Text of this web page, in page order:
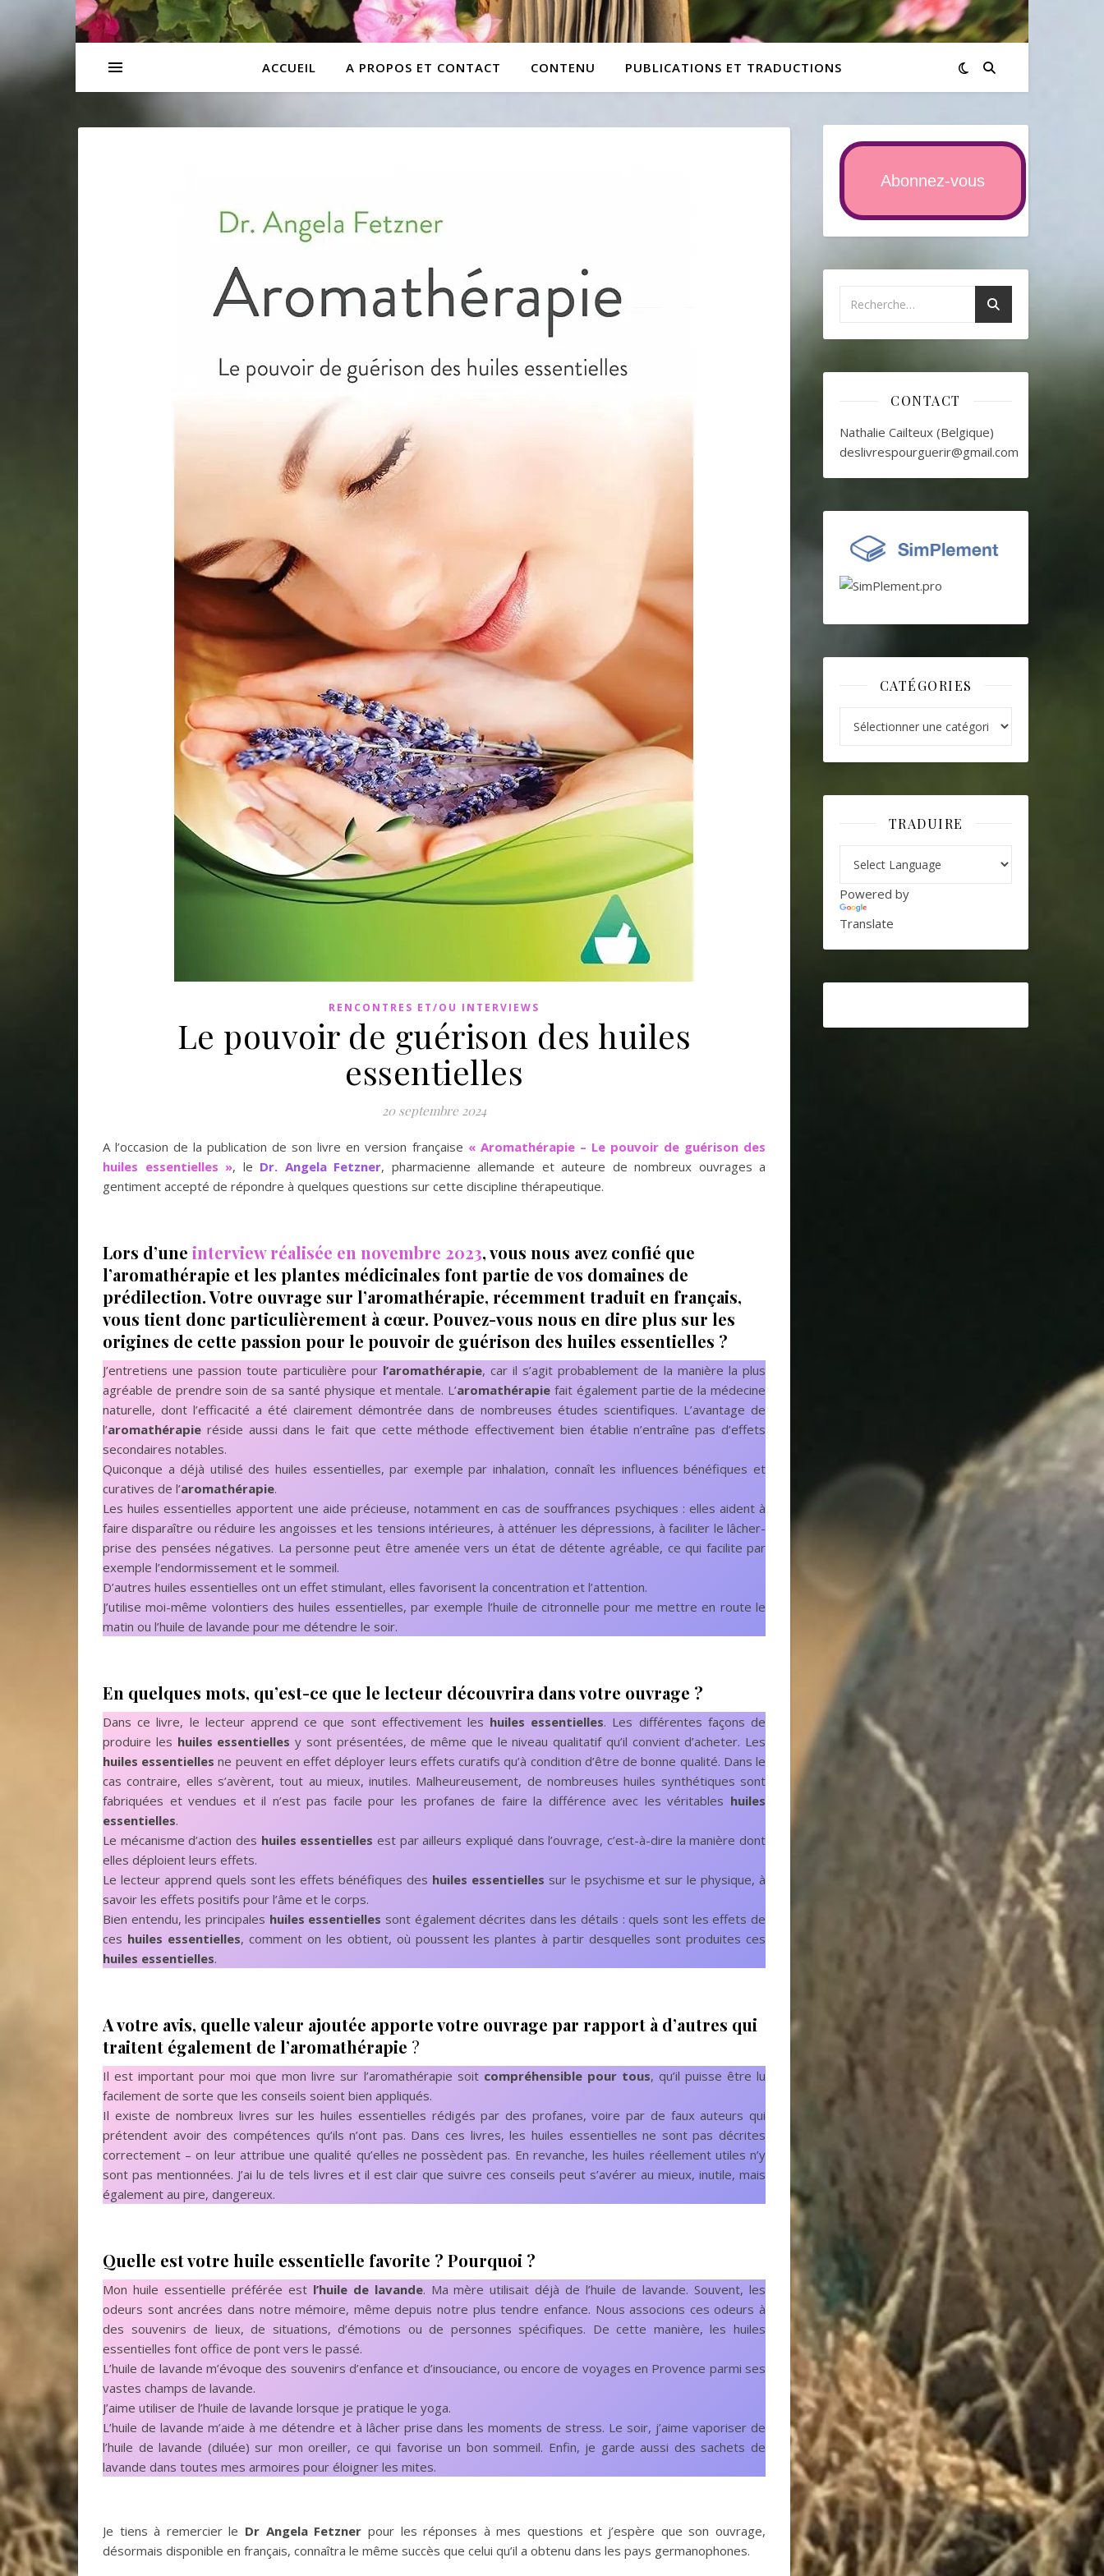
ACCUEIL A PROPOS ET CONTACT CONTENU PUBLICATIONS ET TRADUCTIONS
RENCONTRES ET/OU INTERVIEWS
Le pouvoir de guérison des huiles
essentielles
20 septembre 2024
A l’occasion de la publication de son livre en version française « Aromathérapie – Le pouvoir de guérison des
huiles essentielles », le Dr. Angela Fetzner, pharmacienne allemande et auteure de nombreux ouvrages a
gentiment accepté de répondre à quelques questions sur cette discipline thérapeutique.
Lors d’une interview réalisée en novembre 2023, vous nous avez confié que
l’aromathérapie et les plantes médicinales font partie de vos domaines de
prédilection. Votre ouvrage sur l’aromathérapie, récemment traduit en français,
vous tient donc particulièrement à cœur. Pouvez-vous nous en dire plus sur les
origines de cette passion pour le pouvoir de guérison des huiles essentielles ?
J’entretiens une passion toute particulière pour l’aromathérapie, car il s’agit probablement de la manière la plus
agréable de prendre soin de sa santé physique et mentale. L’aromathérapie fait également partie de la médecine
naturelle, dont l’efficacité a été clairement démontrée dans de nombreuses études scientifiques. L’avantage de
l’aromathérapie réside aussi dans le fait que cette méthode effectivement bien établie n’entraîne pas d’effets
secondaires notables.
Quiconque a déjà utilisé des huiles essentielles, par exemple par inhalation, connaît les influences bénéfiques et
curatives de l’aromathérapie.
Les huiles essentielles apportent une aide précieuse, notamment en cas de souffrances psychiques : elles aident à
faire disparaître ou réduire les angoisses et les tensions intérieures, à atténuer les dépressions, à faciliter le lâcher-
prise des pensées négatives. La personne peut être amenée vers un état de détente agréable, ce qui facilite par
exemple l’endormissement et le sommeil.
D’autres huiles essentielles ont un effet stimulant, elles favorisent la concentration et l’attention.
J’utilise moi-même volontiers des huiles essentielles, par exemple l’huile de citronnelle pour me mettre en route le
matin ou l’huile de lavande pour me détendre le soir.
En quelques mots, qu’est-ce que le lecteur découvrira dans votre ouvrage ?
Dans ce livre, le lecteur apprend ce que sont effectivement les huiles essentielles. Les différentes façons de
produire les huiles essentielles y sont présentées, de même que le niveau qualitatif qu’il convient d’acheter. Les
huiles essentielles ne peuvent en effet déployer leurs effets curatifs qu’à condition d’être de bonne qualité. Dans le
cas contraire, elles s’avèrent, tout au mieux, inutiles. Malheureusement, de nombreuses huiles synthétiques sont
fabriquées et vendues et il n’est pas facile pour les profanes de faire la différence avec les véritables huiles
essentielles.
Le mécanisme d’action des huiles essentielles est par ailleurs expliqué dans l’ouvrage, c’est-à-dire la manière dont
elles déploient leurs effets.
Le lecteur apprend quels sont les effets bénéfiques des huiles essentielles sur le psychisme et sur le physique, à
savoir les effets positifs pour l’âme et le corps.
Bien entendu, les principales huiles essentielles sont également décrites dans les détails : quels sont les effets de
ces huiles essentielles, comment on les obtient, où poussent les plantes à partir desquelles sont produites ces
huiles essentielles.
A votre avis, quelle valeur ajoutée apporte votre ouvrage par rapport à d’autres qui
traitent également de l’aromathérapie ?
Il est important pour moi que mon livre sur l’aromathérapie soit compréhensible pour tous, qu’il puisse être lu
facilement de sorte que les conseils soient bien appliqués.
Il existe de nombreux livres sur les huiles essentielles rédigés par des profanes, voire par de faux auteurs qui
prétendent avoir des compétences qu’ils n’ont pas. Dans ces livres, les huiles essentielles ne sont pas décrites
correctement – on leur attribue une qualité qu’elles ne possèdent pas. En revanche, les huiles réellement utiles n’y
sont pas mentionnées. J’ai lu de tels livres et il est clair que suivre ces conseils peut s’avérer au mieux, inutile, mais
également au pire, dangereux.
Quelle est votre huile essentielle favorite ? Pourquoi ?
Mon huile essentielle préférée est l’huile de lavande. Ma mère utilisait déjà de l’huile de lavande. Souvent, les
odeurs sont ancrées dans notre mémoire, même depuis notre plus tendre enfance. Nous associons ces odeurs à
des souvenirs de lieux, de situations, d’émotions ou de personnes spécifiques. De cette manière, les huiles
essentielles font office de pont vers le passé.
L’huile de lavande m’évoque des souvenirs d’enfance et d’insouciance, ou encore de voyages en Provence parmi ses
vastes champs de lavande.
J’aime utiliser de l’huile de lavande lorsque je pratique le yoga.
L’huile de lavande m’aide à me détendre et à lâcher prise dans les moments de stress. Le soir, j’aime vaporiser de
l’huile de lavande (diluée) sur mon oreiller, ce qui favorise un bon sommeil. Enfin, je garde aussi des sachets de
lavande dans toutes mes armoires pour éloigner les mites.
Je tiens à remercier le Dr Angela Fetzner pour les réponses à mes questions et j’espère que son ouvrage,
désormais disponible en français, connaîtra le même succès que celui qu’il a obtenu dans les pays germanophones.
Abonnez-vous
CONTACT
Nathalie Cailteux (Belgique)
deslivrespourguerir@gmail.com
CATÉGORIES
TRADUIRE
Powered by
Translate